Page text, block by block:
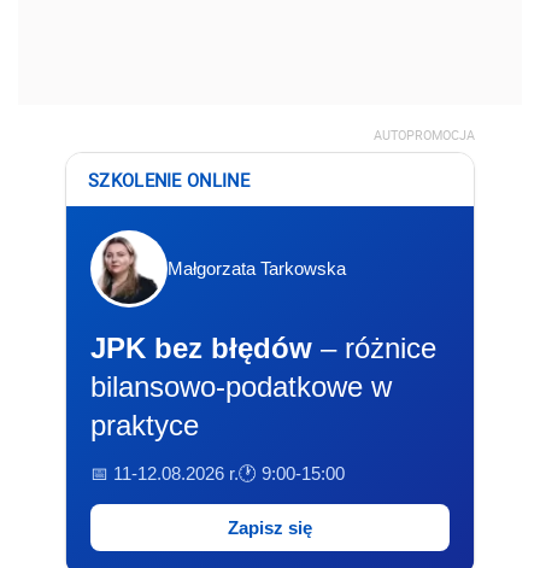
AUTOPROMOCJA
SZKOLENIE ONLINE
Małgorzata Tarkowska
JPK bez błędów – różnice
bilansowo-podatkowe w
praktyce
📅 11-12.08.2026 r.🕐 9:00-15:00
Zapisz się